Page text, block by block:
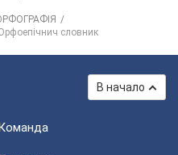
словник
В начало